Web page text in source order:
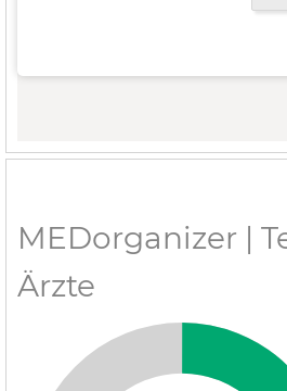
MEDorganizer |
Ärzte